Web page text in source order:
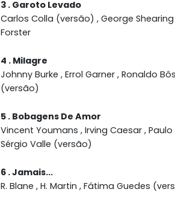
3 . Garoto Levado
Carlos Colla (versão) , George Shearing
Forster
4 . Milagre
Johnny Burke , Errol Garner , Ronaldo
(versão)
5 . Bobagens De Amor
Vincent Youmans , Irving Caesar , Paulo
Sérgio Valle (versão)
6 . Jamais...
R. Blane , H. Martin , Fátima Guedes